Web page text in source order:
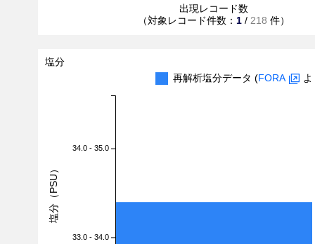
出現レコード数
（対象レコード件数： 1 / 218 件）
塩分
再解析塩分データ (FORA
34.0 - 35.0
33.0 - 34.0
塩分（PSU）